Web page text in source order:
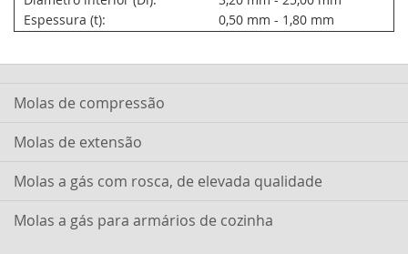
Espessura (t):
0,50 mm - 1,80 mm
Molas de compressão
Molas de extensão
Molas a gás com rosca, de elevada qualidade
Molas a gás para armários de cozinha